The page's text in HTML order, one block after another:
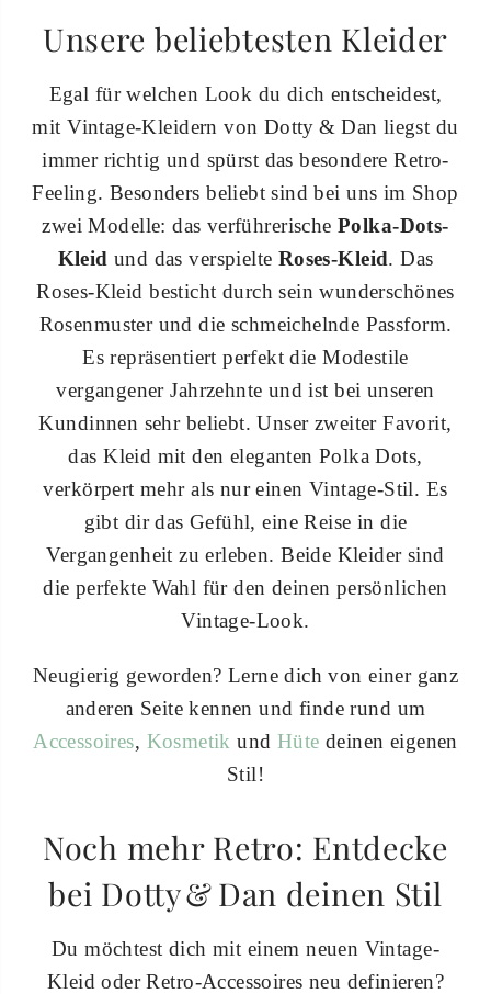
Unsere beliebtesten Kleider
Egal für welchen Look du dich entscheidest,
mit Vintage-Kleidern von Dotty & Dan liegst du
immer richtig und spürst das besondere Retro-
Feeling. Besonders beliebt sind bei uns im Shop
zwei Modelle: das verführerischePolka-Dots-
Kleid und das verspielte Roses-Kleid. Das
Roses-Kleid besticht durch sein wunderschönes
Rosenmuster und die schmeichelnde Passform.
Es repräsentiert perfekt die Modestile
vergangener Jahrzehnte und ist bei unseren
Kundinnen sehr beliebt. Unser zweiter Favorit,
das Kleid mit den eleganten Polka Dots,
verkörpert mehr als nur einen Vintage-Stil. Es
gibt dir das Gefühl, eine Reise in die
Vergangenheit zu erleben. Beide Kleider sind
die perfekte Wahl für den deinen persönlichen
Vintage-Look.
Neugierig geworden? Lerne dich von einer ganz
anderen Seite kennen und finde rund um
Accessoires, Kosmetik und Hüte deinen eigenen
Stil!
Noch mehr Retro: Entdecke
bei Dotty & Dan deinen Stil
Du möchtest dich mit einem neuen Vintage-
Kleid oder Retro-Accessoires neu definieren?